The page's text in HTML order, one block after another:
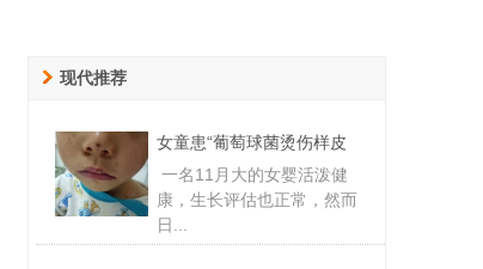
现代推荐
女童患“葡萄球菌烫伤样皮
一名11月大的女婴活泼健
康，生长评估也正常，然而
日...